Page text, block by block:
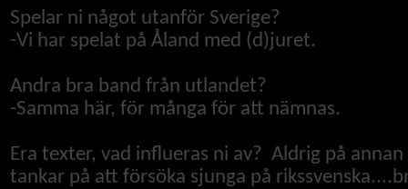
Spelar ni något utanför Sverige?
-Vi har spelat på Åland med (d)juret.
Andra bra band från utlandet?
-Samma här, för många för att nämnas.
Era texter, vad influeras ni av? Aldrig på
tankar på att försöka sjunga på